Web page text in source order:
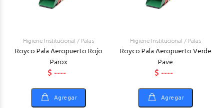
Higiene Institucional / Palas
Royco Pala Aeropuerto Rojo
Parox
$ ----
Agregar
Higiene Institucional / Palas
Royco Pala Aeropuerto Verde
Pave
$ ----
Agregar